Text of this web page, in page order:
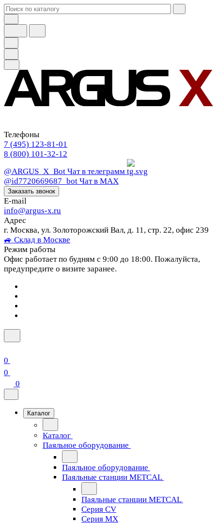
Телефоны
7 (495) 123-81-01
8 (800) 101-32-12
@ARGUS_X_Bot Чат в телеграмм
@id7720669687_bot Чат в МАХ
Заказать звонок
E-mail
info@argus-x.ru
Адрес
г. Москва, ул. Золоторожский Вал, д. 11, стр. 22, офис 239
🚙 Склад в Москве
Режим работы
Офис работает по будням с 9:00 до 18:00. Пожалуйста,
предупредите о визите заранее.
0
0
0
Каталог
Каталог
Паяльное оборудование
Паяльное оборудование
Паяльные станции METCAL
Паяльные станции METCAL
Серия CV
Серия MX